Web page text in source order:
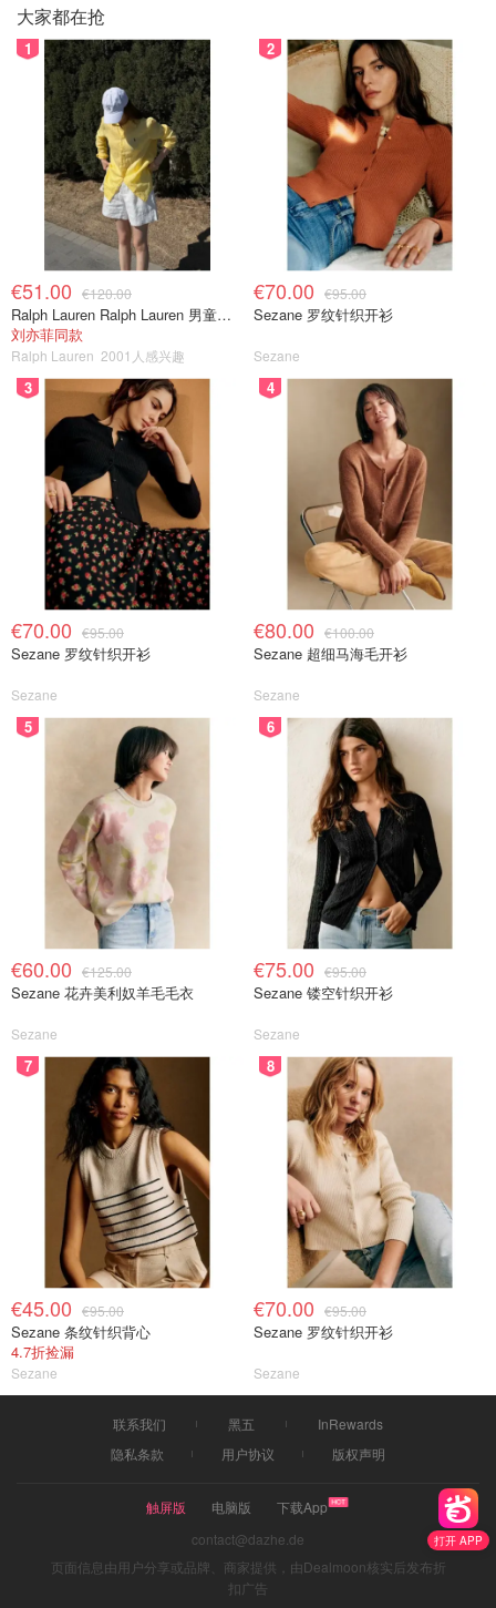
打开 APP
大家都在抢
1
€51.00 €120.00
Ralph Lauren Ralph Lauren 男童亚麻衬衫
刘亦菲同款
Ralph Lauren 2001人感兴趣
2
€70.00 €95.00
Sezane 罗纹针织开衫
Sezane
3
€70.00 €95.00
Sezane 罗纹针织开衫
Sezane
4
€80.00 €100.00
Sezane 超细马海毛开衫
Sezane
5
€60.00 €125.00
Sezane 花卉美利奴羊毛毛衣
Sezane
6
€75.00 €95.00
Sezane 镂空针织开衫
Sezane
7
€45.00 €95.00
Sezane 条纹针织背心
4.7折捡漏
Sezane
8
€70.00 €95.00
Sezane 罗纹针织开衫
Sezane
联系我们 黑五
InRewards
隐私条款
用户协议 版权声明
触屏版 电脑版
下载App
contact@dazhe.de
页面信息由用户分享或品牌、商家提供，由Dealmoon核实后发布折
扣广告